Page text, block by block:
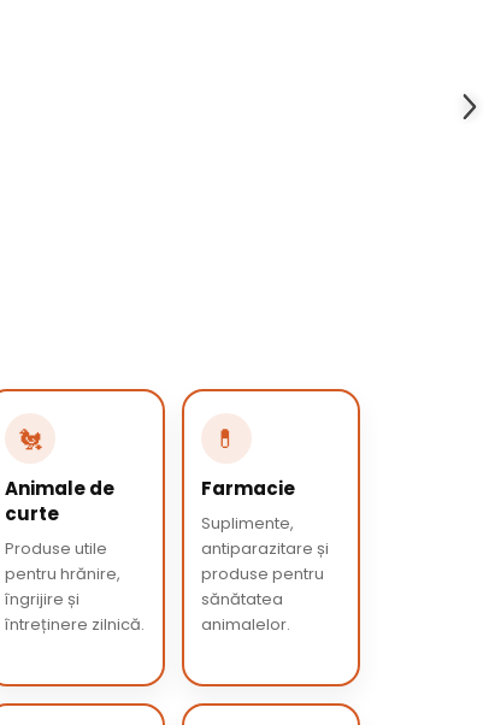
🐔
Animale de
curte
Produse utile
pentru hrănire,
îngrijire și
întreținere zilnică.
💊
Farmacie
Suplimente,
antiparazitare și
produse pentru
sănătatea
animalelor.